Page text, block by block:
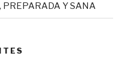
PREPARADA Y SANA